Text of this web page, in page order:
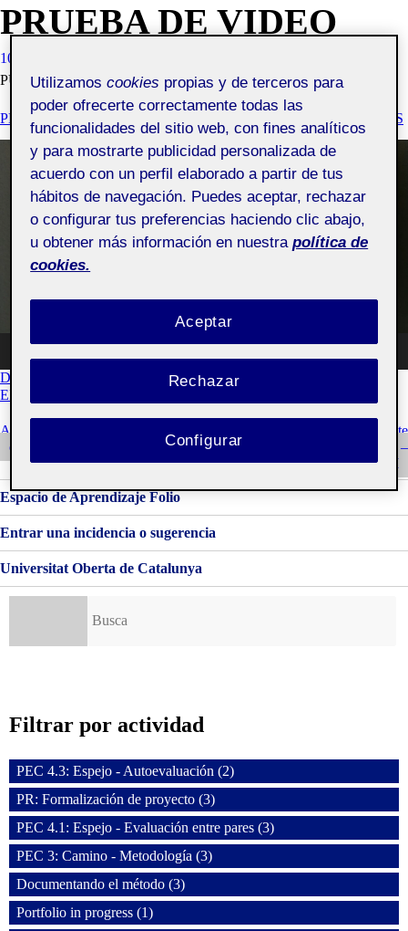
PRUEBA DE VIDEO
10 ABRIL, 2021
PÚBLICA
PEC 2: SÍMBOLO - CONTEXTO CULTURAL Y REFERENCIAS
Reproductor
vídeo
DEBATE
ENVÍA MENSAJE AL AUTOR
Navegación
de
entradas
Entrada
Anterior
Anterior
cuaderno y anotaciones
Siguiente
Siguiente
CONSTELACIÓN II –
Proyectos I
¿Qué es una Ágora?
Espacio de Aprendizaje Folio
Entrar una incidencia o sugerencia
Universitat Oberta de Catalunya
Filtrar por actividad
PEC 4.3: Espejo - Autoevaluación (2)
PR: Formalización de proyecto (3)
PEC 4.1: Espejo - Evaluación entre pares (3)
PEC 3: Camino - Metodología (3)
Documentando el método (3)
Portfolio in progress (1)
Utilizamoscookies propias y de terceros para
poder ofrecerte correctamente todas las
funcionalidades del sitio web, con fines analíticos
y para mostrarte publicidad personalizada de
acuerdo con un perfil elaborado a partir de tus
hábitos de navegación. Puedes aceptar, rechazar
o configurar tus preferencias haciendo clic abajo,
u obtener más información en nuestra política de
cookies.
Rechazar
Aceptar
Configurar